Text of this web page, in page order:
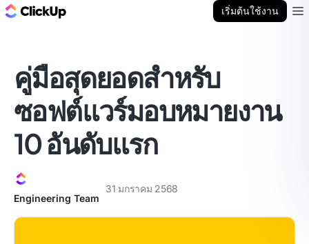
เริ่มต้นใช้งาน
คู่มือสุดยอดสำหรับ
ซอฟต์แวร์มอบหมายงาน
10 อันดับแรก
Engineering Team
31 มกราคม 2568